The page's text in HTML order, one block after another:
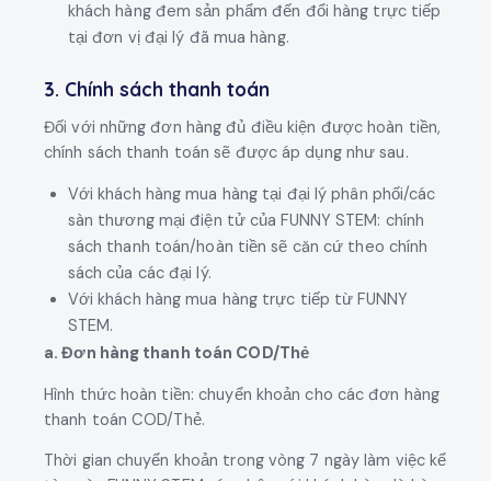
khách hàng đem sản phẩm đến đổi hàng trực tiếp
tại đơn vị đại lý đã mua hàng.
3. Chính sách thanh toán
Đối với những đơn hàng đủ điều kiện được hoàn tiền,
chính sách thanh toán sẽ được áp dụng như sau.
Với khách hàng mua hàng tại đại lý phân phối/các
sàn thương mại điện tử của FUNNY STEM: chính
sách thanh toán/hoàn tiền sẽ căn cứ theo chính
sách của các đại lý.
Với khách hàng mua hàng trực tiếp từ FUNNY
STEM.
a. Đơn hàng thanh toán COD/Thẻ
Hình thức hoàn tiền: chuyển khoản cho các đơn hàng
thanh toán COD/Thẻ.
Thời gian chuyển khoản trong vòng 7 ngày làm việc kể